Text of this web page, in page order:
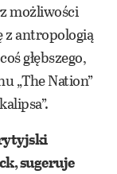
możliwości
z antropologią
głębszego,
„The Nation”
sugeruje